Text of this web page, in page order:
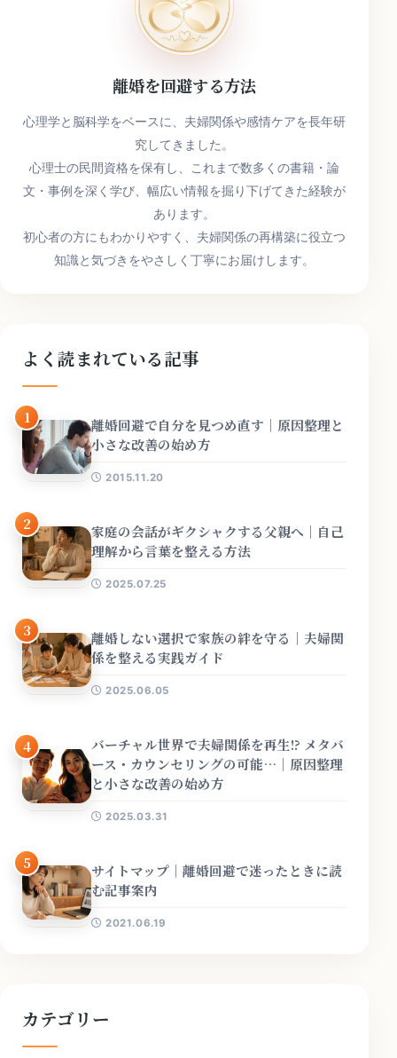
離婚を回避する方法
心理学と脳科学をベースに、夫婦関係や感情ケアを長年研
究してきました。
心理士の民間資格を保有し、これまで数多くの書籍・論
文・事例を深く学び、幅広い情報を掘り下げてきた経験が
あります。
初心者の方にもわかりやすく、夫婦関係の再構築に役立つ
知識と気づきをやさしく丁寧にお届けします。
よく読まれている記事
1
離婚回避で自分を見つめ直す｜原因整理と
小さな改善の始め方
2015.11.20
2
家庭の会話がギクシャクする父親へ｜自己
理解から言葉を整える方法
2025.07.25
3
離婚しない選択で家族の絆を守る｜夫婦関
係を整える実践ガイド
2025.06.05
4
バーチャル世界で夫婦関係を再生!? メタバ
ース・カウンセリングの可能…｜原因整理
と小さな改善の始め方
2025.03.31
5
サイトマップ｜離婚回避で迷ったときに読
む記事案内
2021.06.19
カテゴリー